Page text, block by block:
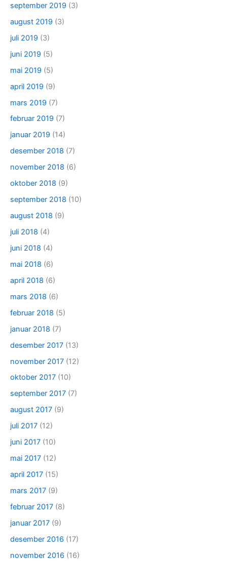
september 2019 (3)
august 2019 (3)
juli 2019 (3)
juni 2019 (5)
mai 2019 (5)
april 2019 (9)
mars 2019 (7)
februar 2019 (7)
januar 2019 (14)
desember 2018 (7)
november 2018 (6)
oktober 2018 (9)
september 2018 (10)
august 2018 (9)
juli 2018 (4)
juni 2018 (4)
mai 2018 (6)
april 2018 (6)
mars 2018 (6)
februar 2018 (5)
januar 2018 (7)
desember 2017 (13)
november 2017 (12)
oktober 2017 (10)
september 2017 (7)
august 2017 (9)
juli 2017 (12)
juni 2017 (10)
mai 2017 (12)
april 2017 (15)
mars 2017 (9)
februar 2017 (8)
januar 2017 (9)
desember 2016 (17)
november 2016 (16)